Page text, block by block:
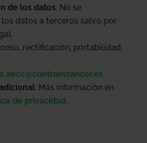
de los datos: No se
datos a terceros salvo por
rectificación, portabilidad,
.
: Más información en
de privacidad.